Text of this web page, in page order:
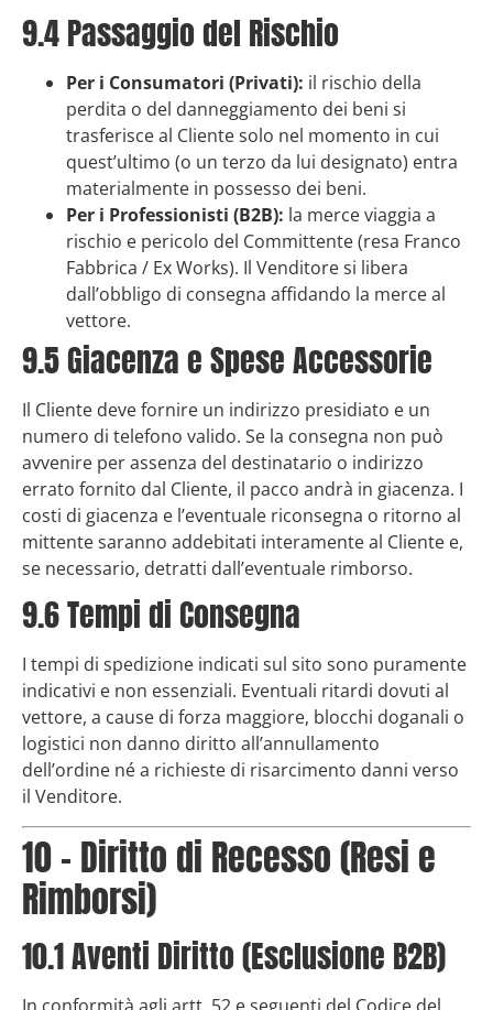
9.4 Passaggio del Rischio
Per i Consumatori (Privati): il rischio della
perdita o del danneggiamento dei beni si
trasferisce al Cliente solo nel momento in cui
quest’ultimo (o un terzo da lui designato) entra
materialmente in possesso dei beni.
Per i Professionisti (B2B): la merce viaggia a
rischio e pericolo del Committente (resa Franco
Fabbrica / Ex Works). Il Venditore si libera
dall’obbligo di consegna affidando la merce al
vettore.
9.5 Giacenza e Spese Accessorie
Il Cliente deve fornire un indirizzo presidiato e un
numero di telefono valido. Se la consegna non può
avvenire per assenza del destinatario o indirizzo
errato fornito dal Cliente, il pacco andrà in giacenza. I
costi di giacenza e l’eventuale riconsegna o ritorno al
mittente saranno addebitati interamente al Cliente e,
se necessario, detratti dall’eventuale rimborso.
9.6 Tempi di Consegna
I tempi di spedizione indicati sul sito sono puramente
indicativi e non essenziali. Eventuali ritardi dovuti al
vettore, a cause di forza maggiore, blocchi doganali o
logistici non danno diritto all’annullamento
dell’ordine né a richieste di risarcimento danni verso
il Venditore.
10 – Diritto di Recesso (Resi e
Rimborsi)
10.1 Aventi Diritto (Esclusione B2B)